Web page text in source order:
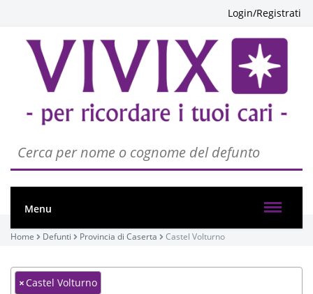
Login/Registrati
Menu
Home Defunti Provincia di Caserta Castel Volturno
×Castel Volturno